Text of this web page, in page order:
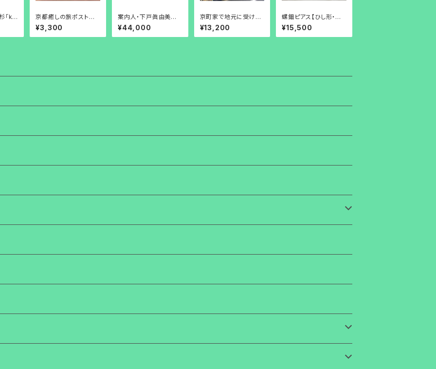
「ky
京都癒しの旅ポストカ
ード・安藤加恵デザイン
【冬①20】
¥3,300
案内人・下戸眞由美と
過ごすプライベート旅
参加券【女性限定】
¥44,000
京町家で地元に受け継
がれる食とめぐり逢う旅
参加券
¥13,200
螺鈿ピアス【ひし形・チェ
コビーズ】
¥15,500